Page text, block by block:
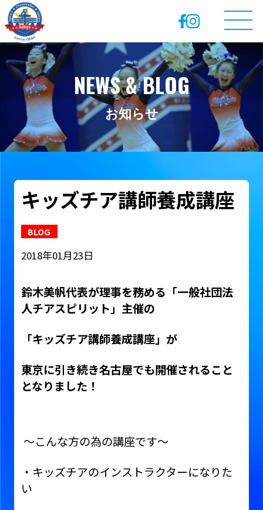
NEWS & BLOG
お知らせ
キッズチア講師養成講座
BLOG
2018年01月23日
鈴木美帆代表が理事を務める「一般社団法
人チアスピリット」主催の
「キッズチア講師養成講座」が
東京に引き続き名古屋でも開催されること
となりました！
〜こんな方の為の講座です〜
・キッズチアのインストラクターになりた
い